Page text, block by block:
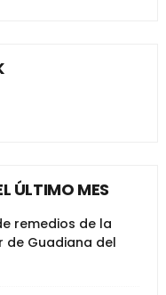
ÚLTIMO MES
remedios de la
de Guadiana del